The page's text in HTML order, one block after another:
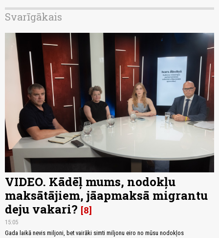
Svarīgākais
VIDEO. Kādēļ mums, nodokļu
maksātājiem, jāapmaksā migrantu
deju vakari? 8
15:05
Gada laikā nevis miljoni, bet vairāki simti miljonu eiro no mūsu nodokļos